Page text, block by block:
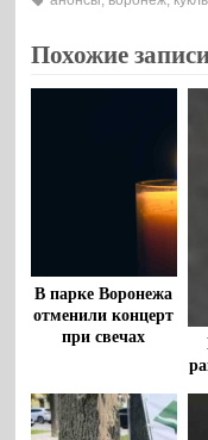
Похожие
В парке Воронежа
отменили концерт
при свечах